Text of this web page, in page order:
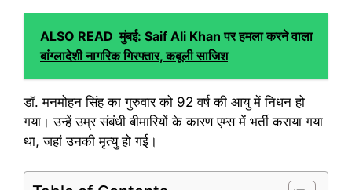
ALSO READ मुंबई: Saif Ali Khan पर हमला करने वाला
बांग्लादेशी नागरिक गिरफ्तार, कबूली साजिश
डॉ. मनमोहन सिंह का गुरुवार को 92 वर्ष की आयु में निधन हो
गया। उन्हें उम्र संबंधी बीमारियों के कारण एम्स में भर्ती कराया गया
था, जहां उनकी मृत्यु हो गई।